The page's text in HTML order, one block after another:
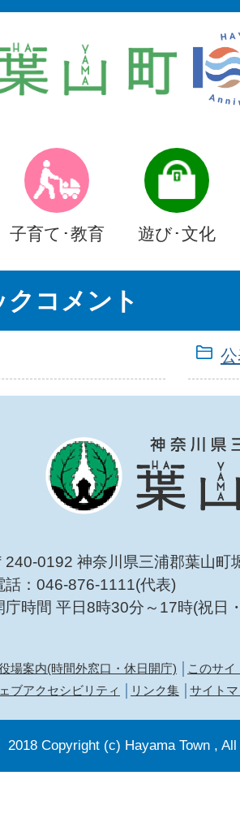
子育て･教育 遊び･文化
コメント
240-0192 神奈川県三浦郡葉山町
話：046-876-1111(代表)
庁時間 平日8時30分～17時(祝日
場案内(時間外窓口・休日開庁)
このサイ
ブアクセシビリティ
リンク集 サイト
2018 Copyright (c) Hayama Town ,